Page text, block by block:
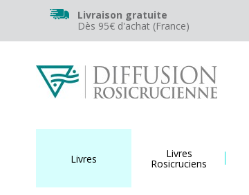
Livraison gratuite
Dès 95€ d'achat (France)
Livres Livres
Rosicruciens